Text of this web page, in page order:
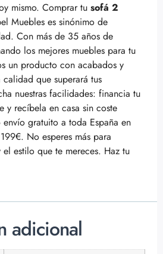
mismo. Comprar tu sofá 2
Muebles es sinónimo de
Con más de 35 años de
los mejores muebles para tu
un producto con acabados y
que superará tus
nuestras facilidades: financia tu
y recíbela en casa sin coste
gratuito a toda España en
No esperes más para
estilo que te mereces. Haz tu
adicional